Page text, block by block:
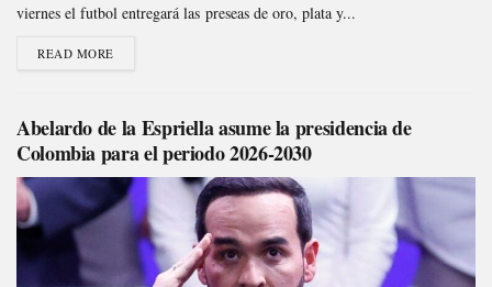
viernes el futbol entregará las preseas de oro, plata y...
READ MORE
Abelardo de la Espriella asume la presidencia de
Colombia para el periodo 2026-2030